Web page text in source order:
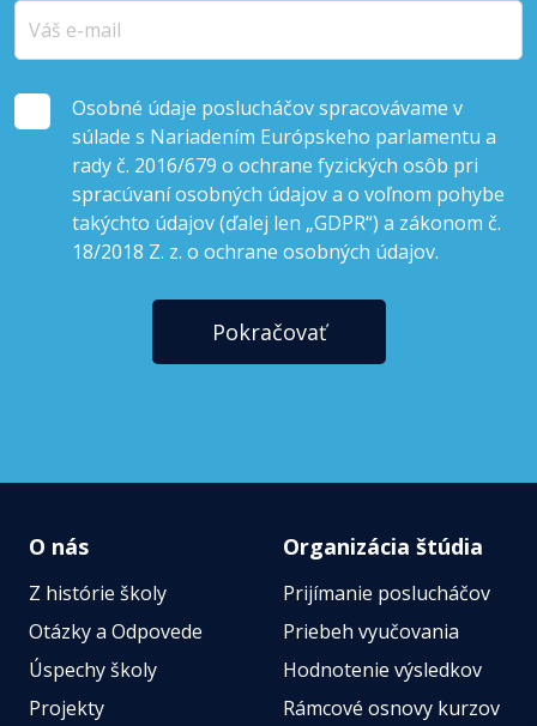
Osobné údaje poslucháčov spracovávame v
súlade s Nariadením Európskeho parlamentu a
rady č. 2016/679 o ochrane fyzických osôb pri
spracúvaní osobných údajov a o voľnom pohybe
takýchto údajov (ďalej len „GDPR“) a zákonom č.
18/2018 Z. z. o ochrane osobných údajov.
Pokračovať
O nás
Z histórie školy
Otázky a Odpovede
Úspechy školy
Projekty
Organizácia štúdia
Prijímanie poslucháčov
Priebeh vyučovania
Hodnotenie výsledkov
Rámcové osnovy kurzov